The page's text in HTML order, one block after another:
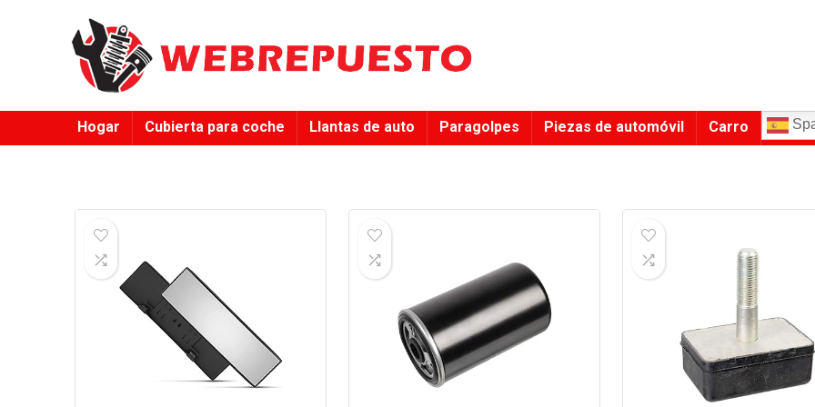
Hogar Cubierta para coche Llantas de auto Paragolpes Piezas de automóvil Carro